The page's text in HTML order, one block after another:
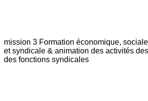
mission 3 Formation économique,
et syndicale & animation des activités
des fonctions syndicales